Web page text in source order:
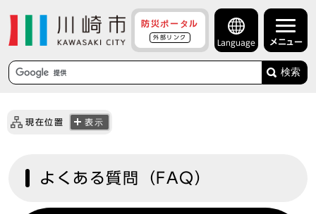
防災ポータル
外部リンク
Language メニュー
検索
現在位置 表示
よくある質問（FAQ）